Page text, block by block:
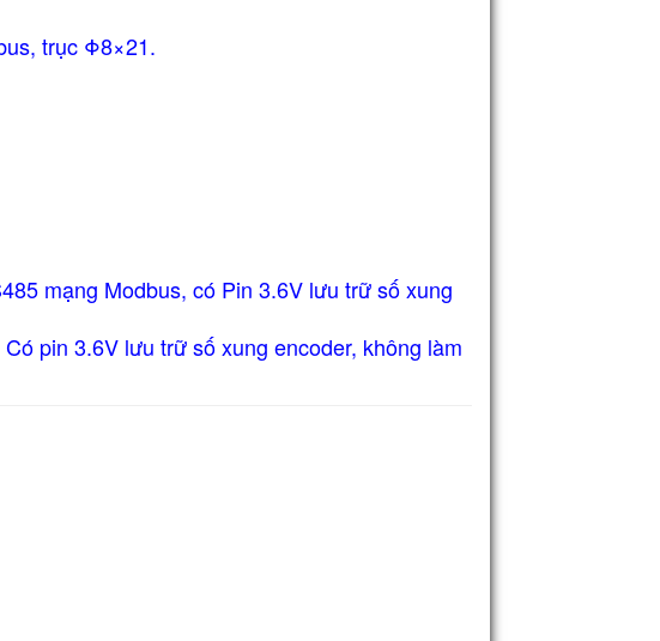
trục Φ8×21.
mạng Modbus, có Pin 3.6V lưu trữ số xung
pin 3.6V lưu trữ số xung encoder, không làm